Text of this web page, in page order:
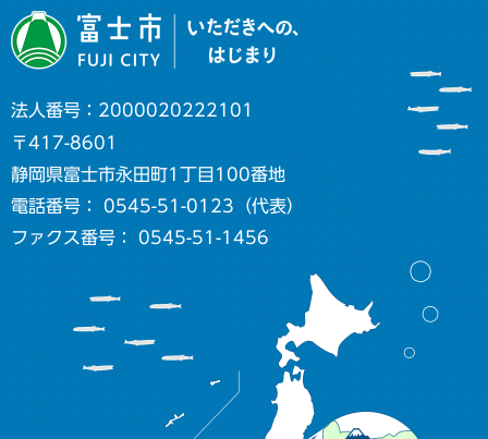
法人番号：2000020222101
〒417-8601
静岡県富士市永田町1丁目100番地
電話番号： 0545-51-0123（代表）
ファクス番号： 0545-51-1456